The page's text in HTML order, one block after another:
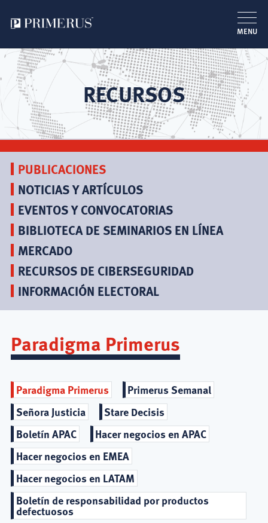
Pasar
contenido
principal
MENU
RECURSOS
PUBLICACIONES
NOTICIAS Y ARTÍCULOS
EVENTOS Y CONVOCATORIAS
BIBLIOTECA DE SEMINARIOS EN LÍNEA
MERCADO
RECURSOS DE CIBERSEGURIDAD
INFORMACIÓN ELECTORAL
Paradigma Primerus
Paradigma Primerus
Primerus Semanal
Señora Justicia
Stare Decisis
Boletín APAC
Hacer negocios en APAC
Hacer negocios en EMEA
Hacer negocios en LATAM
Boletín de responsabilidad por productos
defectuosos